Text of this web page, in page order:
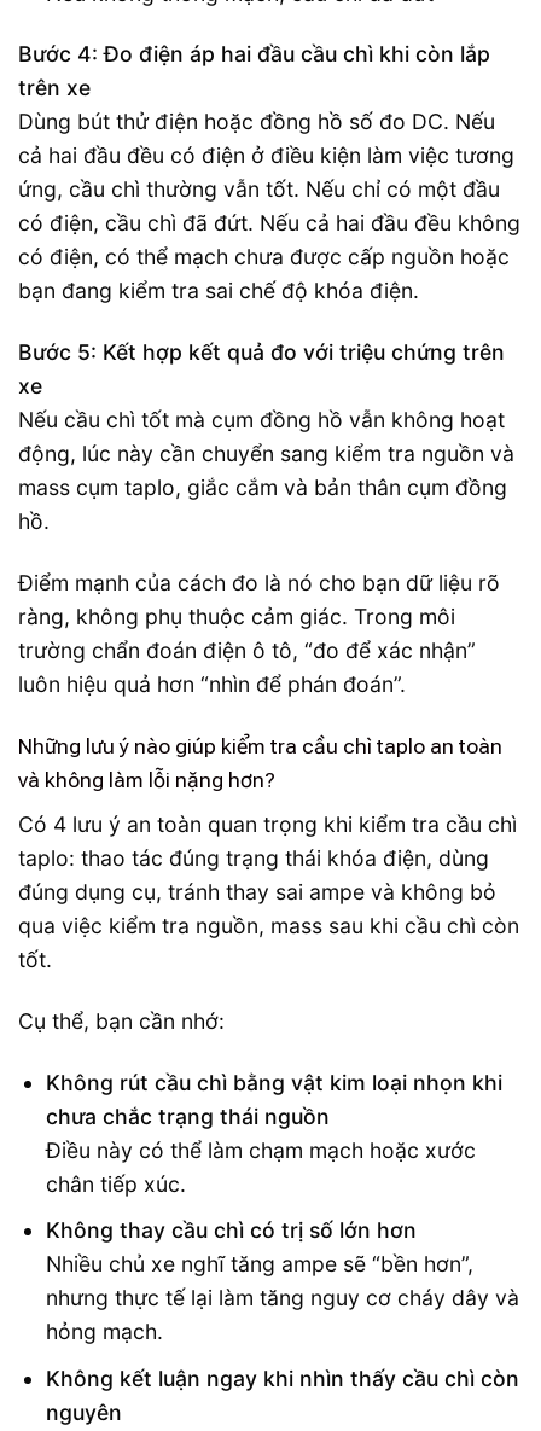
Bước 4: Đo điện áp hai đầu cầu chì khi còn lắp
trên xe
Dùng bút thử điện hoặc đồng hồ số đo DC. Nếu
cả hai đầu đều có điện ở điều kiện làm việc tương
ứng, cầu chì thường vẫn tốt. Nếu chỉ có một đầu
có điện, cầu chì đã đứt. Nếu cả hai đầu đều không
có điện, có thể mạch chưa được cấp nguồn hoặc
bạn đang kiểm tra sai chế độ khóa điện.
Bước 5: Kết hợp kết quả đo với triệu chứng trên
xe
Nếu cầu chì tốt mà cụm đồng hồ vẫn không hoạt
động, lúc này cần chuyển sang kiểm tra nguồn và
mass cụm taplo, giắc cắm và bản thân cụm đồng
hồ.
Điểm mạnh của cách đo là nó cho bạn dữ liệu rõ
ràng, không phụ thuộc cảm giác. Trong môi
trường chẩn đoán điện ô tô, “đo để xác nhận”
luôn hiệu quả hơn “nhìn để phán đoán”.
Những lưu ý nào giúp kiểm tra cầu chì taplo an toàn
và không làm lỗi nặng hơn?
Có 4 lưu ý an toàn quan trọng khi kiểm tra cầu chì
taplo: thao tác đúng trạng thái khóa điện, dùng
đúng dụng cụ, tránh thay sai ampe và không bỏ
qua việc kiểm tra nguồn, mass sau khi cầu chì còn
tốt.
Cụ thể, bạn cần nhớ:
Không rút cầu chì bằng vật kim loại nhọn khi
chưa chắc trạng thái nguồn
Điều này có thể làm chạm mạch hoặc xước
chân tiếp xúc.
Không thay cầu chì có trị số lớn hơn
Nhiều chủ xe nghĩ tăng ampe sẽ “bền hơn”,
nhưng thực tế lại làm tăng nguy cơ cháy dây và
hỏng mạch.
Không kết luận ngay khi nhìn thấy cầu chì còn
nguyên